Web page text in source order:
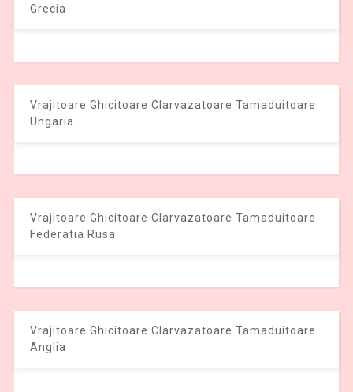
Grecia
Vrajitoare Ghicitoare Clarvazatoare Tamaduitoare
Ungaria
Vrajitoare Ghicitoare Clarvazatoare Tamaduitoare
Federatia Rusa
Vrajitoare Ghicitoare Clarvazatoare Tamaduitoare
Anglia